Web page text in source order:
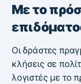
Με το
Οι δράστες
κλήσεις σε
λογιστές με το